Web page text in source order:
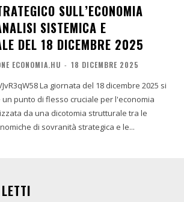
SULL’ECONOMIA
SISTEMICA E
DEL 18 DICEMBRE 2025
ECONOMIA.HU - 18 DICEMBRE 2025
18 dicembre 2025 si
un punto di flesso cruciale per l'economia
da una dicotomia strutturale tra le
di sovranità strategica e le...